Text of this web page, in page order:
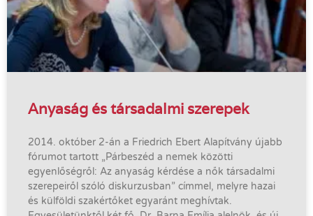
Anyaság és társadalmi szerepek
2014. október 2-án a Friedrich Ebert Alapítvány újabb
fórumot tartott „Párbeszéd a nemek közötti
egyenlőségről: Az anyaság kérdése a nők társadalmi
szerepeiről szóló diskurzusban” címmel, melyre hazai
és külföldi szakértőket egyaránt meghívtak.